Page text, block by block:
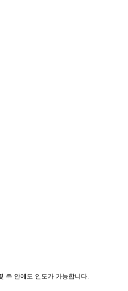
주 안에도 인도가 가능합니다.